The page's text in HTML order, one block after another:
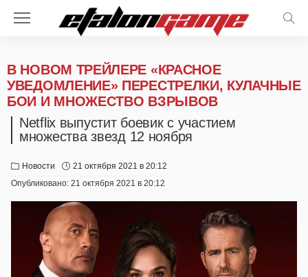
В НОВОМ ТРЕЙЛЕРЕ «КРАСНОЕ
УВЕДОМЛЕНИЕ» ПЕРЕСТРЕЛКИ, КУЛАЧНЫЕ
БОИ И МНОЖЕСТВО ВЗРЫВОВ
Netflix выпустит боевик с участием
множества звезд 12 ноября
Новости
21 октября 2021 в 20:12
Опубликовано: 21 октября 2021 в 20:12